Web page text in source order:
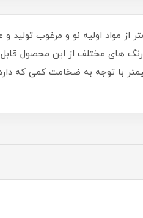
شرکت تفلون سپید با ابعاد 1متر در 2 متر از مواد
های مختلف از این محصول
با کارشناسان فروش ما در ارتباط باشید .ورق پلی اتیلن با